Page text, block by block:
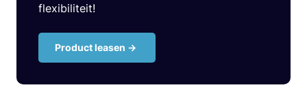
flexibiliteit!
Product leasen ->